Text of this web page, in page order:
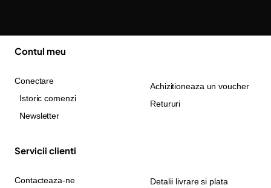
Contul meu
Conectare
Istoric comenzi
Newsletter
Achizitioneaza un voucher
Retururi
Servicii clienti
Contacteaza-ne
Detalii livrare si plata